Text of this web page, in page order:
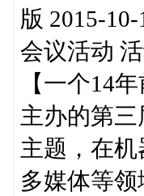
版 2015-10-
会议活动
【一个14
主办的第
主题，在
多媒体等